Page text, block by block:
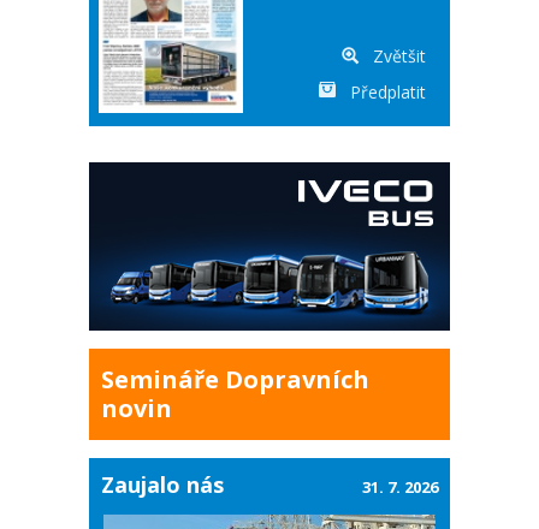
Zvětšit
Předplatit
Semináře Dopravních
novin
Zaujalo nás 31. 7. 2026